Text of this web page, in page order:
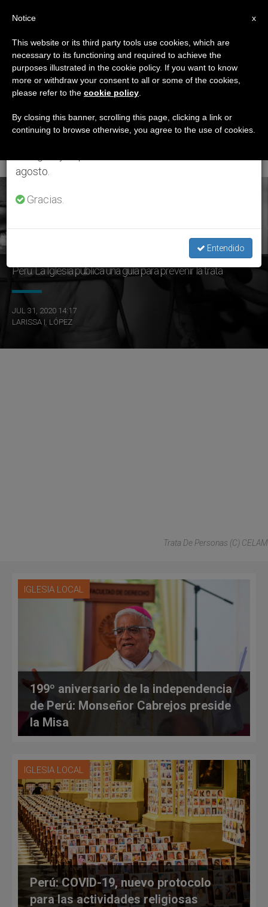
ETIQUETA
Posts Tagged
‘conferencia Episcopal
Peruana’
ÚLTIMAS NOTICIAS
Perú: La Iglesia publica una guía para prevenir la trata
JUL 31, 2020 14:17
LARISSA I. LÓPEZ
Trata De Personas (C) CELAM
IGLESIA LOCAL
199º aniversario de la independencia
de Perú: Monseñor Cabrejos preside
la Misa
IGLESIA LOCAL
Perú: COVID-19, nuevo protocolo
para las actividades religiosas
×
Aviso importante
Del 27 de julio al 7 de agosto haremos la pausa
anual, aprovechando que en el periodo de verano
se generan menos informaciones y también el
agosto.
Gracias.
Entendido
x
Notice
This website or its third party tools use cookies, which are
necessary to its functioning and required to achieve the
purposes illustrated in the cookie policy. If you want to know
more or withdraw your consent to all or some of the cookies,
please refer to the cookie policy
By closing this banner, scrolling this page, clicking a link or
continuing to browse otherwise, you agree to the use of cookies.